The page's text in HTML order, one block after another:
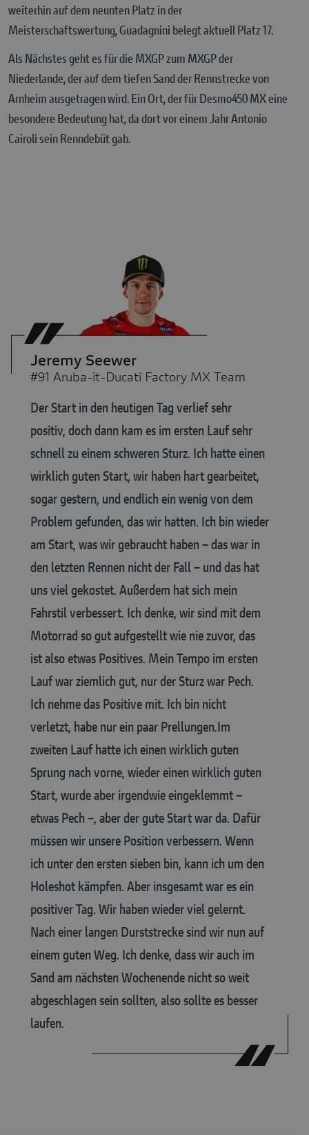
weiterhin auf dem neunten Platz in der
Meisterschaftswertung, Guadagnini belegt aktuell Platz 17.
Als Nächstes geht es für die MXGP zum MXGP der
Niederlande, der auf dem tiefen Sand der Rennstrecke von
Arnheim ausgetragen wird. Ein Ort, der für Desmo450 MX eine
besondere Bedeutung hat, da dort vor einem Jahr Antonio
Cairoli sein Renndebüt gab.
Jeremy Seewer
#91 Aruba-it-Ducati Factory MX Team
Der Start in den heutigen Tag verlief sehr
positiv, doch dann kam es im ersten Lauf sehr
schnell zu einem schweren Sturz. Ich hatte einen
wirklich guten Start, wir haben hart gearbeitet,
sogar gestern, und endlich ein wenig von dem
Problem gefunden, das wir hatten. Ich bin wieder
am Start, was wir gebraucht haben – das war in
den letzten Rennen nicht der Fall – und das hat
uns viel gekostet. Außerdem hat sich mein
Fahrstil verbessert. Ich denke, wir sind mit dem
Motorrad so gut aufgestellt wie nie zuvor, das
ist also etwas Positives. Mein Tempo im ersten
Lauf war ziemlich gut, nur der Sturz war Pech.
Ich nehme das Positive mit. Ich bin nicht
verletzt, habe nur ein paar Prellungen.Im
zweiten Lauf hatte ich einen wirklich guten
Sprung nach vorne, wieder einen wirklich guten
Start, wurde aber irgendwie eingeklemmt –
etwas Pech –, aber der gute Start war da. Dafür
müssen wir unsere Position verbessern. Wenn
ich unter den ersten sieben bin, kann ich um den
Holeshot kämpfen. Aber insgesamt war es ein
positiver Tag. Wir haben wieder viel gelernt.
Nach einer langen Durststrecke sind wir nun auf
einem guten Weg. Ich denke, dass wir auch im
Sand am nächsten Wochenende nicht so weit
abgeschlagen sein sollten, also sollte es besser
laufen.